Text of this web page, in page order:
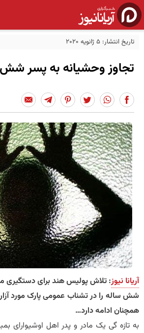
تاریخ انتشار: 5 ژانویه 2020
تجاوز وحشیانه به پسر
آریانا نیوز: تلاش پولیس هند برای دستگیری
شش ساله را در تشناب عمومی پارک مورد
همچنان ادامه دارد…
به تازه گی یک مادر و پدر اهل اوشیوارای